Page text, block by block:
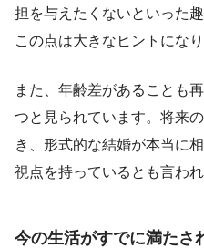
担を与えたくないといった
この点は大きなヒントになり
また、年齢差があることも
つと見られています。将来
き、形式的な結婚が本当に
視点を持っているとも言われ
今の生活がすでに満たさ